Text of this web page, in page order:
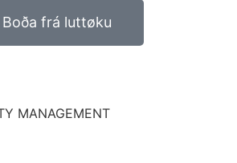
Boða frá luttøku
MANAGEMENT